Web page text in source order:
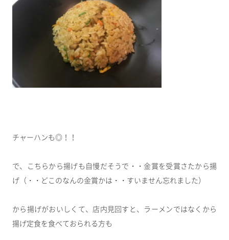
チャーハンも◎！！
で、こちらから揚げも自慢だそうで・・金賞を受賞さたから揚
げ（・・どこのなんの金賞かは・・すいません忘れました）
から揚げがおいしくて、店内見回すと、ラーメンではなくから
揚げ定食を食べておられる方も